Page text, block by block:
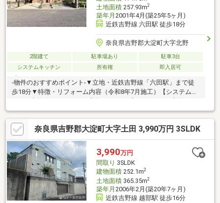
土地面積257.93m2
築年月 2001年4月(築25年5ヶ月)
近鉄吉野線 六田駅 徒歩18分
奈良県吉野郡大淀町大字北野
2階建て 駐車場あり
駐車3台
システムキッチン
所有権 即入居可
-物件のおすすめポイント-▼立地・近鉄吉野線「六田駅」まで徒
歩18分▼特徴・リフォーム内容（令和8年7月施工）【システムキ
イレ交換（1F、2F）ウォシュレット交換 1F和室→洋室へ変更
TVインターホン交換 クッションフロア施工（LDK、洋室、1F2F
廊下、洗面所、トイレ） クロス張替 畳表替 ハウスクリーニ
ング】▼周辺環境・大淀希望ヶ丘小学校まで約550ｍ◆当社で
は、ネットで他社様が広告している物件も同時に紹介・案内可能
です。併せて内覧を希望される際は、物件名を担当者までお申し
付け下さい。
奈良県吉野郡大淀町大字土田 3,990万円 3SLDK
3,990万円
間取り 3SLDK
建物面積252.1m2
土地面積365.35m2
築年月 2006年2月(築20年7ヶ月)
近鉄吉野線 越部駅 徒歩16分